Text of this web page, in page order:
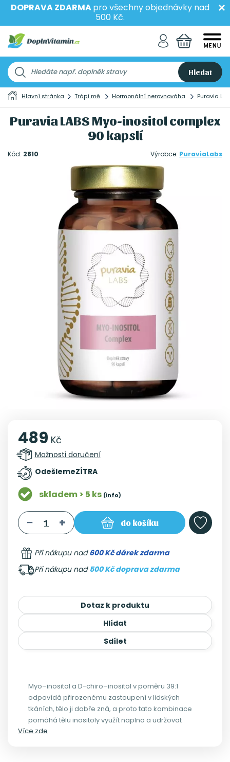
DOPRAVA ZDARMApro všechny objednávky nad
500 Kč.
Hledat
Hlavní stránka Trápí mě Hormonální nerovnováha Puravia
Puravia LABS Myo-inositol complex
90 kapslí
Kód: 2810 Výrobce: PuraviaLabs
489 Kč
Možnosti doručení
OdešlemeZÍTRA
skladem > 5 ks (info)
do košíku
Při nákupu nad600 Kč dárek zdarma
Při nákupu nad 500 Kč doprava zdarma
Dotaz k produktu
Hlídat
Sdílet
Myo–inositol a D-chiro–inositol v poměru 39:1
odpovídá přirozenému zastoupení v lidských
tkáních, tělo ji dobře zná, a proto tato kombinace
pomáhá tělu inositoly využít naplno a udržovat
hormonální cyklus v souladu.
Více zde